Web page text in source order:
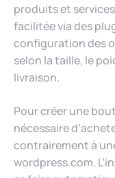
produits et
facilitée via des
configuration des
selon la taille, le
livraison.
Pour créer une
nécessaire
contrairement à
wordpress.com.